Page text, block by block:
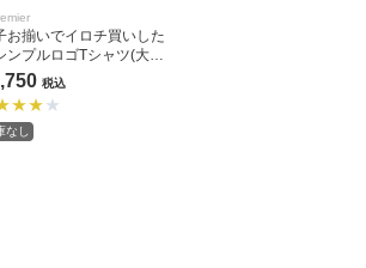
お揃いでイロチ買いした
ンプルロゴTシャツ(大人)
リンク
税込
なし